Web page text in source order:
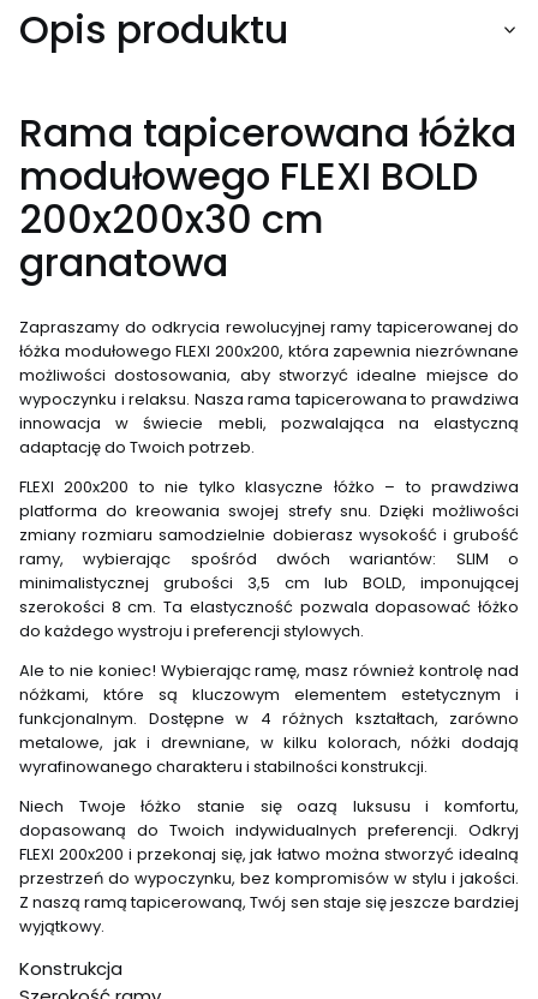
Opis produktu
Rama tapicerowana łóżka
modułowego FLEXI BOLD
200x200x30 cm
granatowa
Zapraszamy do odkrycia rewolucyjnej ramy tapicerowanej do
łóżka modułowego FLEXI 200x200, która zapewnia niezrównane
możliwości dostosowania, aby stworzyć idealne miejsce do
wypoczynku i relaksu. Nasza rama tapicerowana to prawdziwa
innowacja w świecie mebli, pozwalająca na elastyczną
adaptację do Twoich potrzeb.
FLEXI 200x200 to nie tylko klasyczne łóżko – to prawdziwa
platforma do kreowania swojej strefy snu. Dzięki możliwości
zmiany rozmiaru samodzielnie dobierasz wysokość i grubość
ramy, wybierając spośród dwóch wariantów: SLIM o
minimalistycznej grubości 3,5 cm lub BOLD, imponującej
szerokości 8 cm. Ta elastyczność pozwala dopasować łóżko
do każdego wystroju i preferencji stylowych.
Ale to nie koniec! Wybierając ramę, masz również kontrolę nad
nóżkami, które są kluczowym elementem estetycznym i
funkcjonalnym. Dostępne w 4 różnych kształtach, zarówno
metalowe, jak i drewniane, w kilku kolorach, nóżki dodają
wyrafinowanego charakteru i stabilności konstrukcji.
Niech Twoje łóżko stanie się oazą luksusu i komfortu,
dopasowaną do Twoich indywidualnych preferencji. Odkryj
FLEXI 200x200 i przekonaj się, jak łatwo można stworzyć idealną
przestrzeń do wypoczynku, bez kompromisów w stylu i jakości.
Z naszą ramą tapicerowaną, Twój sen staje się jeszcze bardziej
wyjątkowy.
Konstrukcja